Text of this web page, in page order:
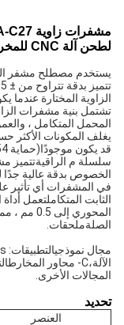
لطحن آلة CNC للمخرطة
الزاوية المختارة عندما
المحمل المتكامل ،
قد يكون موجودًا(حماية IP54).
سلسلة م الراقية
الخصوص بدقة عالية جدًا
في المشفرات أي تأثير
الثابت المتكامل
الصلةملحقات
مجال نموذجيالتطبيقات: s
الآلة،C- محاور المخارط
المجالات الأخرى.
تحديد
العنصر